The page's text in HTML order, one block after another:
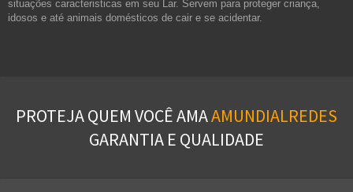
situações caracteristicas em seu Lar. Servem para proteger criança,
idosos e até animais domésticos de cair e se acidentar.
PROTEJA QUEM VOCÊ AMAAMUNDIALREDES
GARANTIA E QUALIDADE